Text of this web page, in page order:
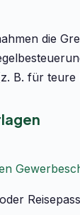
die
B. für
Reisepass